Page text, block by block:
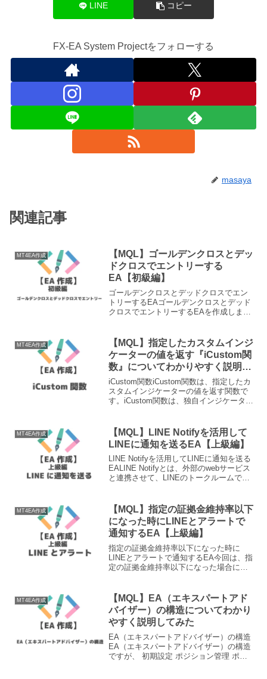
LINE コピー
FX-EA System Projectをフォローする
masaya
関連記事
MT4EA作成
【MQL】ゴールデンクロスとデッ
ドクロスでエントリーする
EA【初級編】
ゴールデンクロスとデッドクロスでエン
トリーするEAゴールデンクロスとデッド
クロスでエントリーするEAを作成しま
ち上げましょう。今回は名前を「GC-D...
MT4EA作成
【MQL】指定したカスタムインジ
ケーターの値を返す『iCustom関
数』についてわかりやすく説明し
てみた
iCustom関数iCustom関数は、指定したカ
スタムインジケーターの値を返す関数で
す。iCustom関数は、独自インジケーター
出すインジケーターがあった時に、iCu...
MT4EA作成
【MQL】LINE Notifyを活用して
LINEに通知を送るEA【上級編】
LINE Notifyを活用してLINEに通知を送る
EALINE Notifyとは、外部のwebサービス
と連携させて、LINEのトークルームで受
（POSTする）こ...
MT4EA作成
【MQL】指定の証拠金維持率以下
になった時にLINEとアラートで
通知するEA【上級編】
指定の証拠金維持率以下になった時に
LINEとアラートで通知するEA今回は、指
定の証拠金維持率以下になった場合に
ースコードを組み合わせてしまえばでき
てしまいます。メ...
MT4EA作成
【MQL】EA（エキスパートアド
バイザー）の構造についてわかり
やすく説明してみた
EA（エキスパートアドバイザー）の構造
EA（エキスパートアドバイザー）の構造
ですが、 初期設定 ポジション管理 ポジ